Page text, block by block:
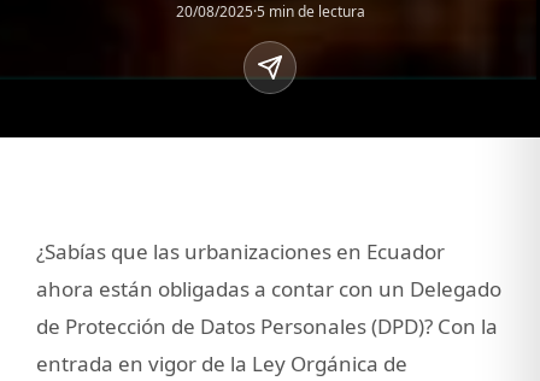
20/08/2025·5 min de lectura
¿Sabías que las urbanizaciones en Ecuador
ahora están obligadas a contar con un Delegado
de Protección de Datos Personales (DPD)? Con la
entrada en vigor de la Ley Orgánica de